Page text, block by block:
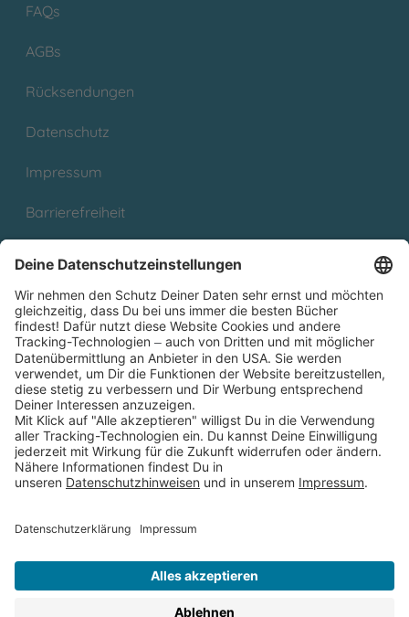
FAQs
AGBs
Rücksendungen
Datenschutz
Impressum
Barrierefreiheit
Partnerprogramm (Affiliate)
Folge uns auf
* Versandkostenfrei ab 9,00 € Bestellwert innerhalb
Deutschlands
** Lieferzeit 1-3 Werktage innerhalb Deutschlands
Thienemann-Esslinger Verlag GmbH, Blumenstraße 36, D-70182